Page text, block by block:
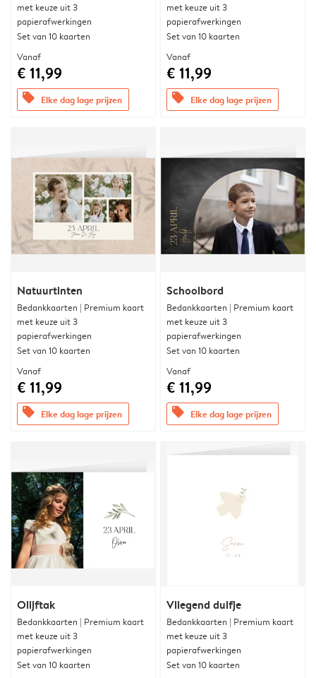
met keuze uit 3
papierafwerkingen
Set van 10 kaarten
Vanaf
€ 11,99
offers Elke dag lage prijzen
met keuze uit 3
papierafwerkingen
Set van 10 kaarten
Vanaf
€ 11,99
offers Elke dag lage prijzen
Natuurtinten
Bedankkaarten | Premium kaart
met keuze uit 3
papierafwerkingen
Set van 10 kaarten
Vanaf
€ 11,99
offers Elke dag lage prijzen
Schoolbord
Bedankkaarten | Premium kaart
met keuze uit 3
papierafwerkingen
Set van 10 kaarten
Vanaf
€ 11,99
offers Elke dag lage prijzen
Olijftak
Bedankkaarten | Premium kaart
met keuze uit 3
papierafwerkingen
Set van 10 kaarten
Vliegend duifje
Bedankkaarten | Premium kaart
met keuze uit 3
papierafwerkingen
Set van 10 kaarten